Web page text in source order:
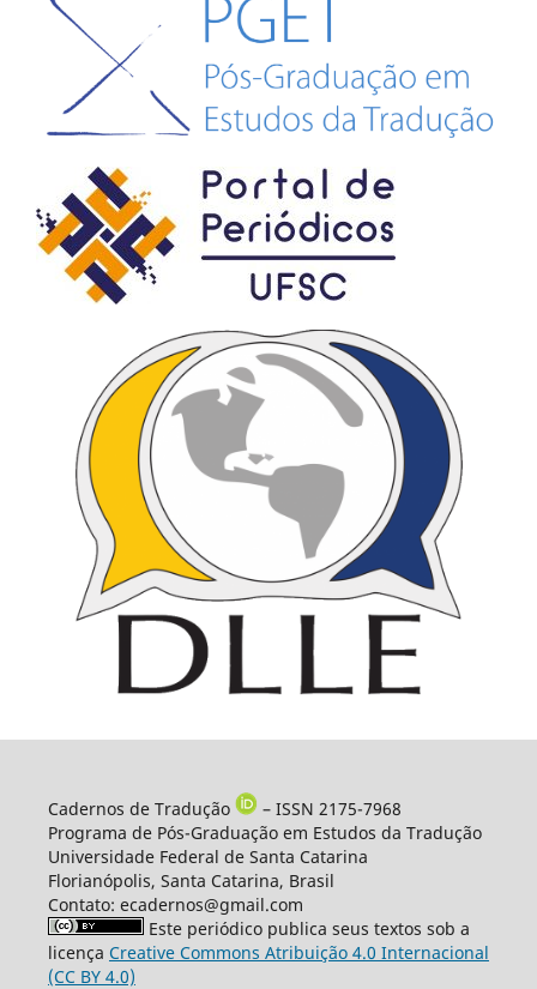
Cadernos de Tradução
– ISSN 2175-7968
Programa de Pós-Graduação em Estudos da Tradução
Universidade Federal de Santa Catarina
Florianópolis, Santa Catarina, Brasil
Contato: ecadernos@gmail.com
Este periódico publica seus textos sob a
licença Creative Commons Atribuição 4.0 Internacional
(CC BY 4.0)